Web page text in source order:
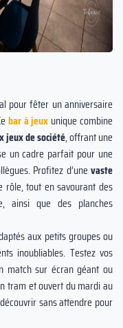
pour fêter un anniversaire
bar à jeux unique combine
jeux de société, offrant une
un cadre parfait pour une
Profitez d’une vaste
tout en savourant des
ainsi que des planches
aux petits groupes ou
inoubliables. Testez vos
match sur écran géant ou
tram et ouvert du mardi au
sans attendre pour